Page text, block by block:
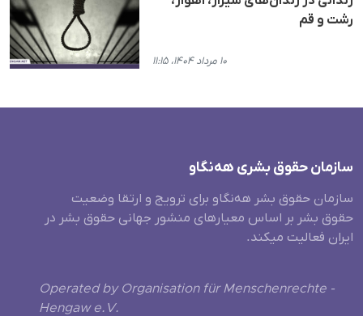
رشت و قم
۱۰ مرداد ۱۴۰۴، ۱۱:۱۵
سازمان حقوق بشری هەنگاو
سازمان حقوق بشر هه‌نگاو برای ترویج و ارتقا وضعیت
حقوق بشر بر اساس معیارهای منشور جهانی حقوق بشر در
ایران فعالیت میکند.
Operated by Organisation für Menschenrechte -
Hengaw e.V.